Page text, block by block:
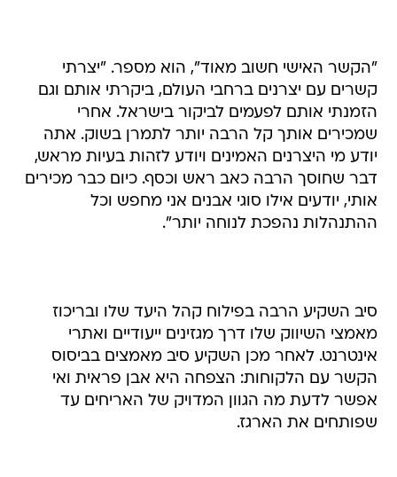
"הקשר האישי חשוב מאוד", הוא מספר. "יצרתי
קשרים עם יצרנים ברחבי העולם, ביקרתי אותם וגם
הזמנתי אותם לפעמים לביקור בישראל. אחרי
שמכירים אותך קל הרבה יותר לתמרן בשוק. אתה
יודע מי היצרנים האמינים ויודע לזהות בעיות מראש,
דבר שחוסך הרבה כאב ראש וכסף. כיום כבר מכירים
אותי, יודעים אילו סוגי אבנים אני מחפש וכל
ההתנהלות נהפכת לנוחה יותר".
סיב השקיע הרבה בפילוח קהל היעד שלו ובריכוז
מאמצי השיווק שלו דרך מגזינים ייעודיים ואתרי
אינטרנט. לאחר מכן השקיע סיב מאמצים בביסוס
הקשר עם הלקוחות: הצפחה היא אבן פראית ואי
אפשר לדעת מה הגוון המדויק של האריחים עד
שפותחים את הארגז.